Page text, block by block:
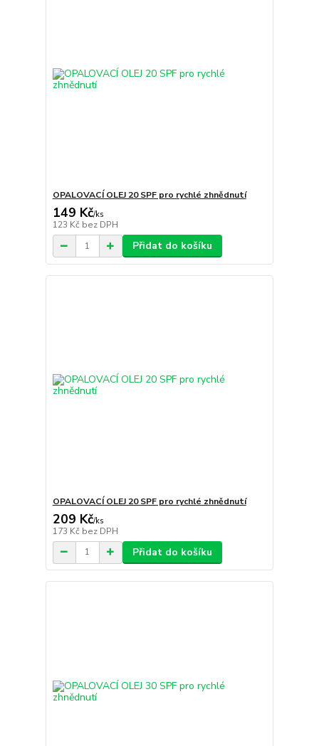
OPALOVACÍ OLEJ 20 SPF pro rychlé zhnědnutí
149 Kč/ks
123 Kč bez DPH
Přidat do košíku
OPALOVACÍ OLEJ 20 SPF pro rychlé zhnědnutí
209 Kč/ks
173 Kč bez DPH
Přidat do košíku